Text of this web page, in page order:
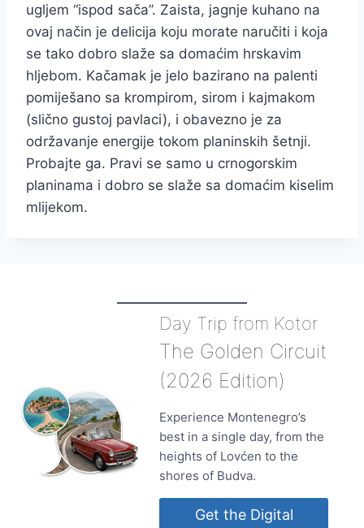
ugljem “ispod sača”. Zaista, jagnje kuhano na
ovaj način je delicija koju morate naručiti i koja
se tako dobro slaže sa domaćim hrskavim
hljebom. Kačamak je jelo bazirano na palenti
pomiješano sa krompirom, sirom i kajmakom
(slično gustoj pavlaci), i obavezno je za
održavanje energije tokom planinskih šetnji.
Probajte ga. Pravi se samo u crnogorskim
planinama i dobro se slaže sa domaćim kiselim
mlijekom.
Day Trip from Kotor
The Golden Circuit
(2026 Edition)
Experience Montenegro’s
best in a single day, from the
heights of Lovćen to the
shores of Budva.
Get the Digital